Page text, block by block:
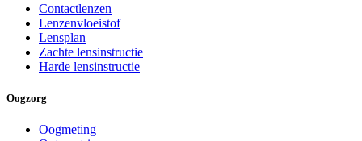
Contactlenzen
Lenzenvloeistof
Lensplan
Zachte lensinstructie
Harde lensinstructie
Oogzorg
Oogmeting